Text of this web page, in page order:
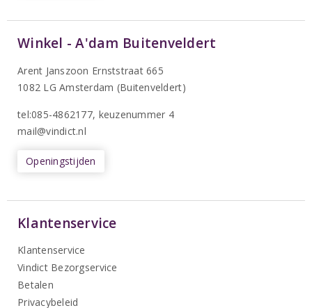
Winkel - A'dam Buitenveldert
Arent Janszoon Ernststraat 665
1082 LG Amsterdam (Buitenveldert)
tel:085-4862177, keuzenummer 4
mail@vindict.nl
Openingstijden
Klantenservice
Klantenservice
Vindict Bezorgservice
Betalen
Privacybeleid